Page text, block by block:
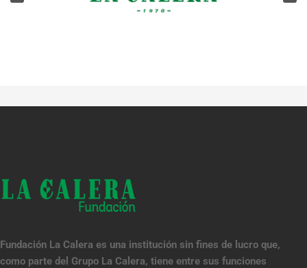
Fundación La Calera es una institución sin fines de lucro que,
como parte del Grupo La Calera, tiene entre sus funciones